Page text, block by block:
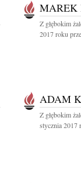
Z głębokim
2017 roku
ADAM
Z głębokim
stycznia 2017